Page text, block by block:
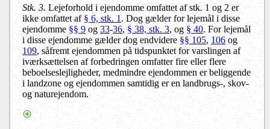
Stk. 3. Lejeforhold i ejendomme omfattet af stk. 1 og 2 er
ikke omfattet af § 6, stk. 1. Dog gælder for lejemål i disse
ejendomme §§ 9og 33-36, § 38, stk. 3, og § 40. For lejemål
i disse ejendomme gælder dog endvidere§§ 105,106og
109, såfremt ejendommen på tidspunktet for varslingen af
iværksættelsen af forbedringen omfatter fire eller flere
beboelseslejligheder, medmindre ejendommen er beliggende
i landzone og ejendommen samtidig er en landbrugs-, skov-
og naturejendom.